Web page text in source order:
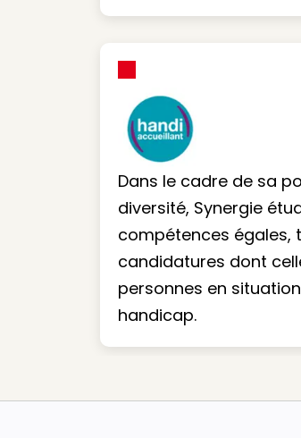
Dans le cadre de sa
diversité, Synergie
compétences égales,
candidatures dont
personnes en
handicap.